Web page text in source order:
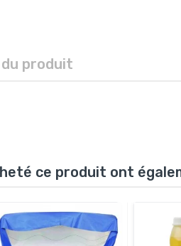
produit
ce produit ont